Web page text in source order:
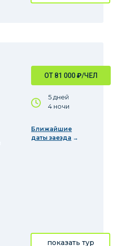
ОТ 81 000₽/ЧЕЛ
5 дней
4 ночи
Ближайшие
даты заезда
показать тур